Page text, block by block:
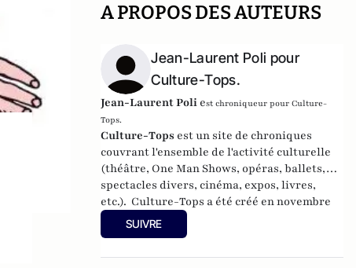
A PROPOS DES AUTEURS
Jean-Laurent Poli pour
Culture-Tops.
Jean-Laurent Poli est chroniqueur pour Culture-
Tops.
Culture-Tops est un site de chroniques
couvrant l'ensemble de l'activité culturelle
(théâtre, One Man Shows, opéras, ballets,
spectacles divers, cinéma, expos, livres,
etc.). Culture-Tops a été créé en novembre
2013 par Jacques Paugam , journaliste et
écrivain, et son fils, Gabriel Lecarpentier-
SUIVRE